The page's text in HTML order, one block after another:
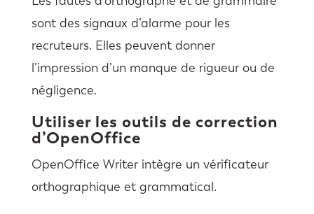
sont des signaux d’alarme pour les
recruteurs. Elles peuvent donner
l’impression d’un manque de rigueur ou de
négligence.
Utiliser les outils de correction
d’OpenOffice
OpenOffice Writer intègre un vérificateur
orthographique et grammatical.